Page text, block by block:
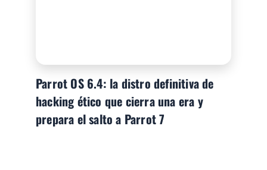
Parrot OS 6.4: la distro definitiva de
hacking ético que cierra una era y
prepara el salto a Parrot 7